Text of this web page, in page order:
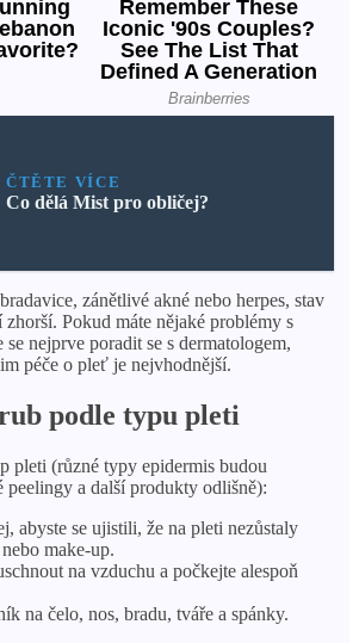
ČTĚTE VÍCE
Co dělá Mist pro obličej?
zánětlivé akné nebo herpes, stav
Pokud máte nějaké problémy s
nejprve poradit se s dermatologem,
péče o pleť je nejvhodnější.
podle typu pleti
pleti (různé typy epidermis budou
peelingy a další produkty odlišně):
abyste se ujistili, že na pleti nezůstaly
make-up.
na vzduchu a počkejte alespoň
na čelo, nos, bradu, tváře a spánky.